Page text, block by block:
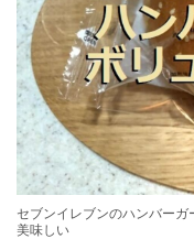
セブンイレブンのハンバー
美味しい